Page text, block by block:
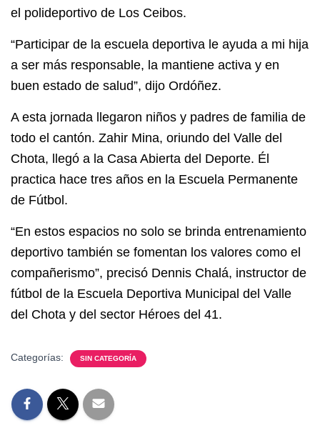
el polideportivo de Los Ceibos.
“Participar de la escuela deportiva le ayuda a mi hija
a ser más responsable, la mantiene activa y en
buen estado de salud”, dijo Ordóñez.
A esta jornada llegaron niños y padres de familia de
todo el cantón. Zahir Mina, oriundo del Valle del
Chota, llegó a la Casa Abierta del Deporte. Él
practica hace tres años en la Escuela Permanente
de Fútbol.
“En estos espacios no solo se brinda entrenamiento
deportivo también se fomentan los valores como el
compañerismo”, precisó Dennis Chalá, instructor de
fútbol de la Escuela Deportiva Municipal del Valle
del Chota y del sector Héroes del 41.
Categorías: SIN CATEGORÍA